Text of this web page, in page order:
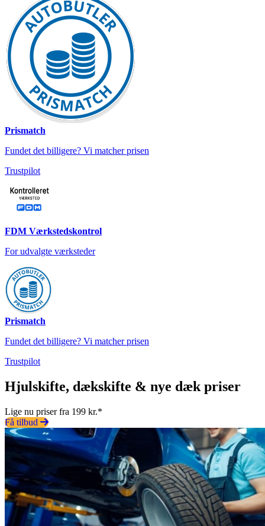
Prismatch
Fundet det billigere? Vi matcher prisen
Trustpilot
FDM Værkstedskontrol
For udvalgte værksteder
Prismatch
Fundet det billigere? Vi matcher prisen
Trustpilot
Hjulskifte, dækskifte & nye dæk priser
Lige nu priser fra 199 kr.*
Få tilbud